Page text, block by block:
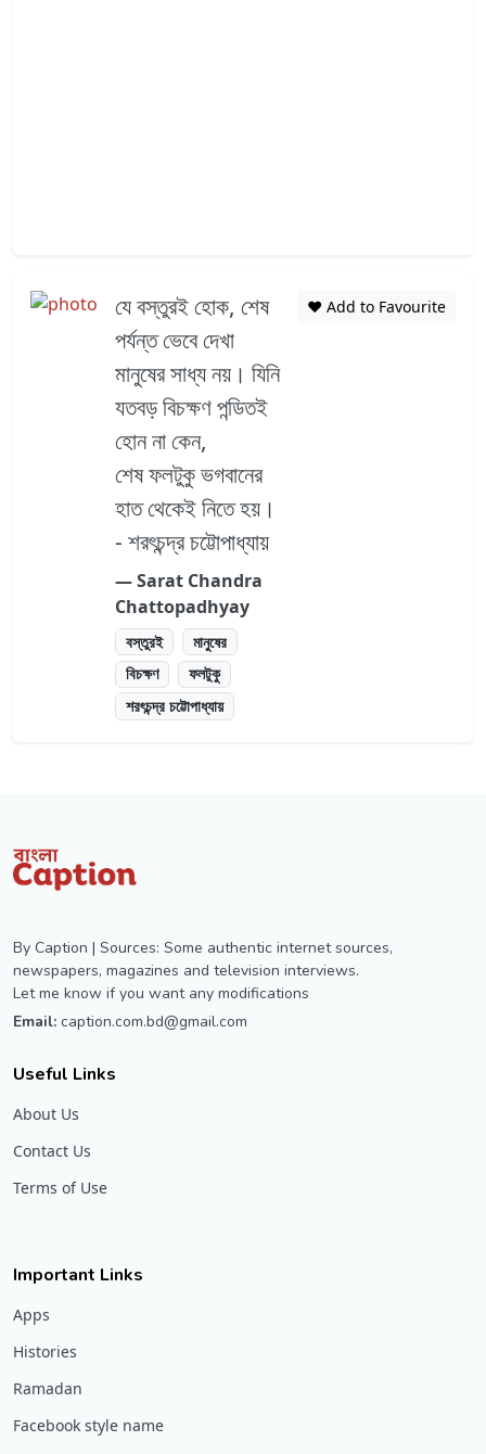
যে বস্তুরই হোক, শেষ
পর্যন্ত ভেবে দেখা
মানুষের সাধ্য নয়। যিনি
যতবড় বিচক্ষণ পন্ডিতই
হোন না কেন,
শেষ ফলটুকু ভগবানের
হাত থেকেই নিতে হয়।
- শরৎচন্দ্র চট্টোপাধ্যায়
― Sarat Chandra
Chattopadhyay
বস্তুরই
মানুষের
বিচক্ষণ
ফলটুকু
শরৎচন্দ্র চট্টোপাধ্যায়
❤️ Add to Favourite
By Caption | Sources: Some authentic internet sources,
newspapers, magazines and television interviews.
Let me know if you want any modifications
Email: caption.com.bd@gmail.com
Useful Links
About Us
Contact Us
Terms of Use
Important Links
Apps
Histories
Ramadan
Facebook style name